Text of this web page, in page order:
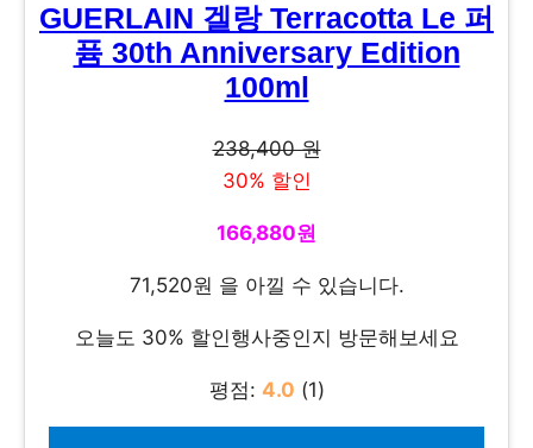
GUERLAIN 겔랑 Terracotta Le 퍼
퓸 30th Anniversary Edition
100ml
238,400 원
30% 할인
166,880원
71,520원 을 아낄 수 있습니다.
오늘도 30% 할인행사중인지 방문해보세요
평점: 4.0 (1)